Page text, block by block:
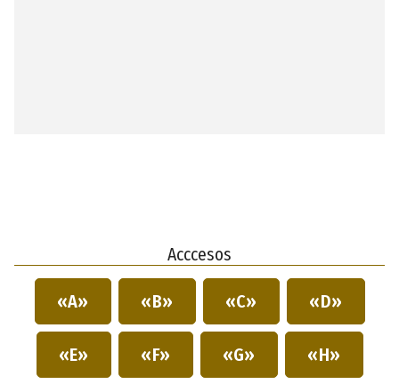
Acccesos
«A» «B» «C» «D»
«E» «F» «G» «H»